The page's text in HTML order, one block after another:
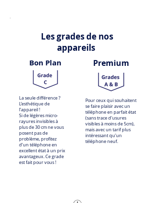
Les grades de nos
appareils
Bon Plan
La seule différence ?
L’esthétique de
l’appareil !
Si de légères micro-
rayures invisibles à
plus de 30 cm ne vous
posent pas de
problème, profitez
d’un téléphone en
excellent état à un prix
avantageux. Ce grade
est fait pour vous !
Premium
Pour ceux qui souhaitent
se faire plaisir avec un
téléphone en parfait état
(sans trace d'usures
visibles à moins de 5cm),
mais avec un tarif plus
intéressant qu'un
téléphone neuf.